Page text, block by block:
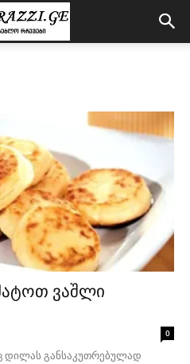
ვაშლი
0
დილას განსაკუთრებულად